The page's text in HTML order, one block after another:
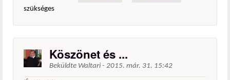
szükséges
Köszönet és ...
Beküldte Waltari - 2015. már. 31. 15:42